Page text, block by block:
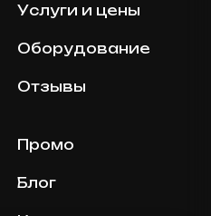
Услуги и цены
Оборудование
Отзывы
Промо
Блог